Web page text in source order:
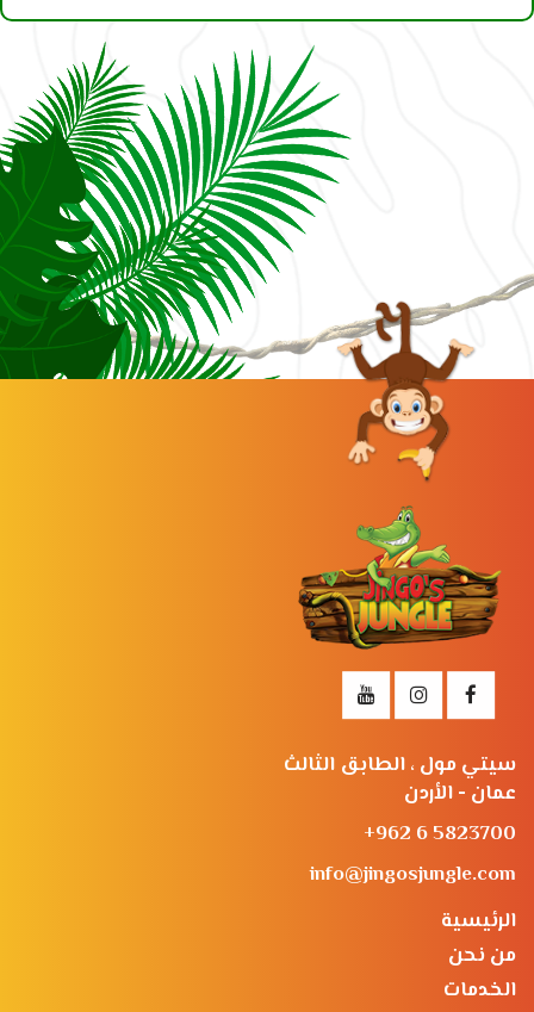
سيتي مول ، الطابق الثالث
عمان - الأردن
+962 6 5823700
info@jingosjungle.com
الرئيسية
من نحن
الخدمات